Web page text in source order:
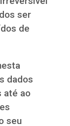
ser
de
dados
até ao
seu